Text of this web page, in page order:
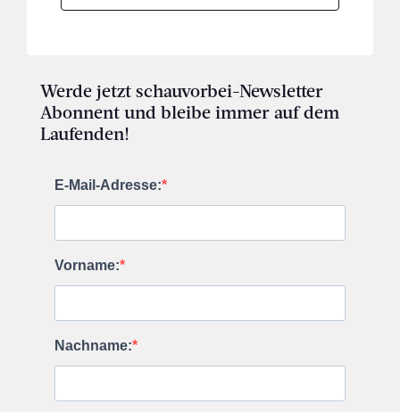
Werde jetzt schauvorbei-Newsletter
Abonnent und bleibe immer auf dem
Laufenden!
E-Mail-Adresse:
Vorname:
Nachname: